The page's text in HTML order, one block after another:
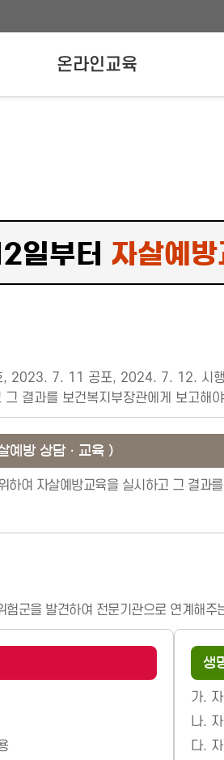
온라인교육
일부터 자살예
, 2023. 7. 11 공포, 2024. 7. 12. 시
그 결과를 보건복지부장관에게 보고해
예방 상담ㆍ교육 )
여 자살예방교육을 실시하고 그 결
군을 발견하여 전문기관으로 연계해
생
가.
나.
다.